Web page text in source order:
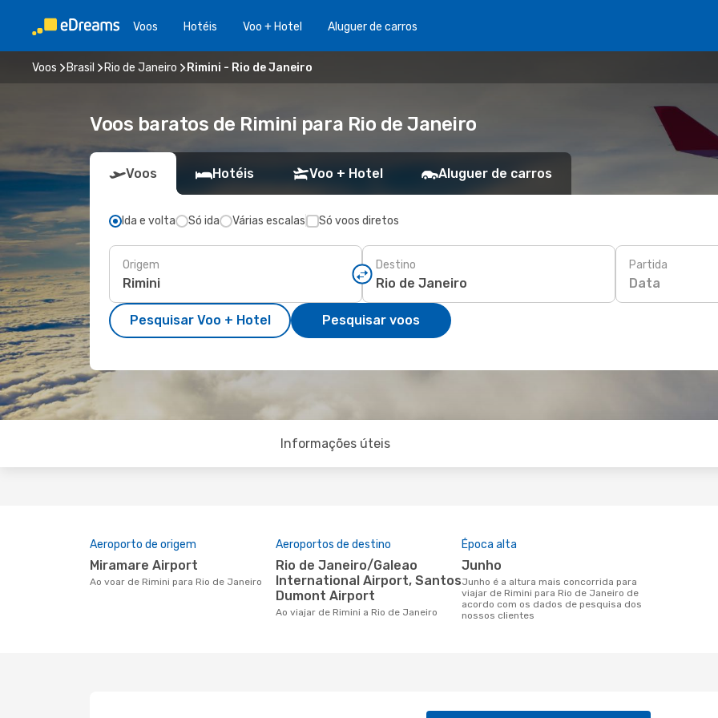
Voos Hotéis Voo + Hotel Aluguer de carros
Voos Brasil Rio de Janeiro Rimini - Rio de Janeiro
Voos baratos de Rimini para Rio de Janeiro
Voos Hotéis Voo + Hotel Aluguer de carros
Ida e volta Só ida Várias escalas Só voos diretos
Origem Destino Partida
Data
Pesquisar Voo + Hotel Pesquisar voos
Informações úteis
Aeroporto de origem
Miramare Airport
Ao voar de Rimini para Rio de Janeiro
Aeroportos de destino
Rio de Janeiro/Galeao
International Airport, Santos
Dumont Airport
Ao viajar de Rimini a Rio de Janeiro
Época alta
junho
junho é a altura mais concorrida para
viajar de Rimini para Rio de Janeiro de
acordo com os dados de pesquisa dos
nossos clientes